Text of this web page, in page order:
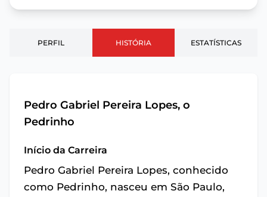
PERFIL HISTÓRIA ESTATÍSTICAS
Pedro Gabriel Pereira Lopes, o
Pedrinho
Início da Carreira
Pedro Gabriel Pereira Lopes, conhecido
como Pedrinho, nasceu em São Paulo,